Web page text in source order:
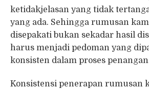
ketidakjelasan yang tidak
yang ada. Sehingga rumusan
disepakati bukan sekadar hasil
harus menjadi pedoman yang
konsisten dalam proses
Konsistensi penerapan rumusan